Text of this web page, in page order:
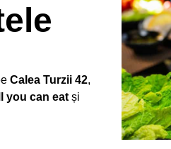
Calea Turzii 42,
you can eat și